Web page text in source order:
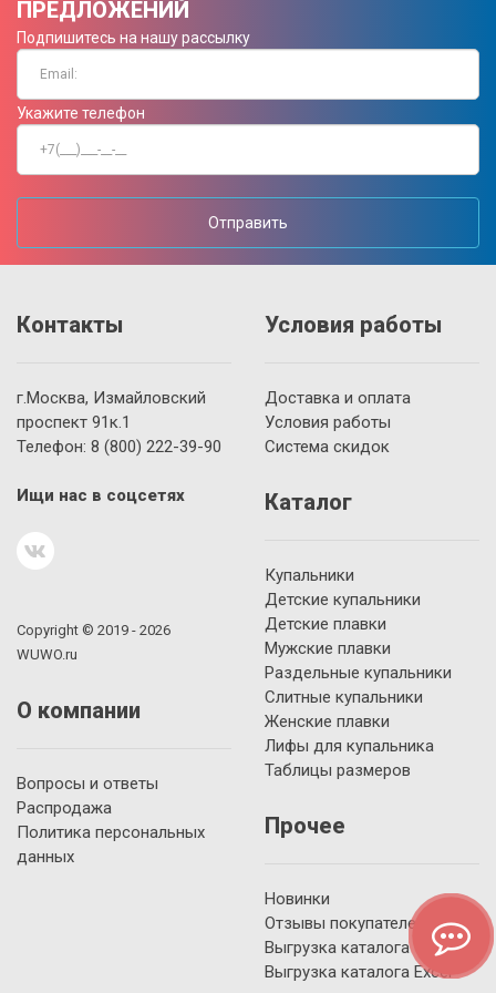
ПРЕДЛОЖЕНИЙ
Подпишитесь на нашу рассылку
Укажите телефон
Отправить
Контакты
г.Москва, Измайловский
проспект 91к.1
Телефон: 8 (800) 222-39-90
Ищи нас в соцсетях
Copyright © 2019 - 2026
WUWO.ru
О компании
Вопросы и ответы
Распродажа
Политика персональных
данных
Условия работы
Доставка и оплата
Условия работы
Система скидок
Каталог
Купальники
Детские купальники
Детские плавки
Мужские плавки
Раздельные купальники
Слитные купальники
Женские плавки
Лифы для купальника
Таблицы размеров
Прочее
Новинки
Отзывы покупателей
Выгрузка каталога YML
Выгрузка каталога Excel